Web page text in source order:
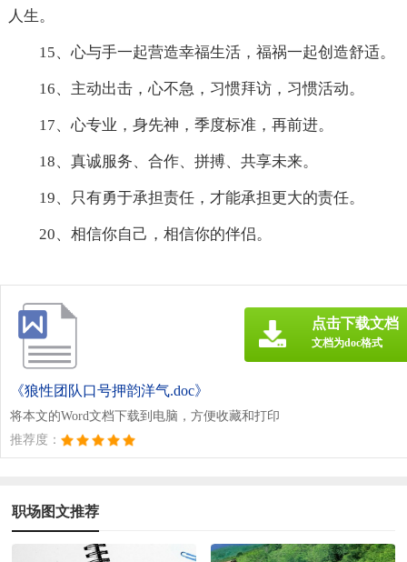
人生。
15、心与手一起营造幸福生活，福祸一起创造舒适。
16、主动出击，心不急，习惯拜访，习惯活动。
17、心专业，身先神，季度标准，再前进。
18、真诚服务、合作、拼搏、共享未来。
19、只有勇于承担责任，才能承担更大的责任。
20、相信你自己，相信你的伴侣。
《狼性团队口号押韵洋气.doc》
将本文的Word文档下载到电脑，方便收藏和打印
推荐度：
点击下载文档
文档为doc格式
职场图文推荐